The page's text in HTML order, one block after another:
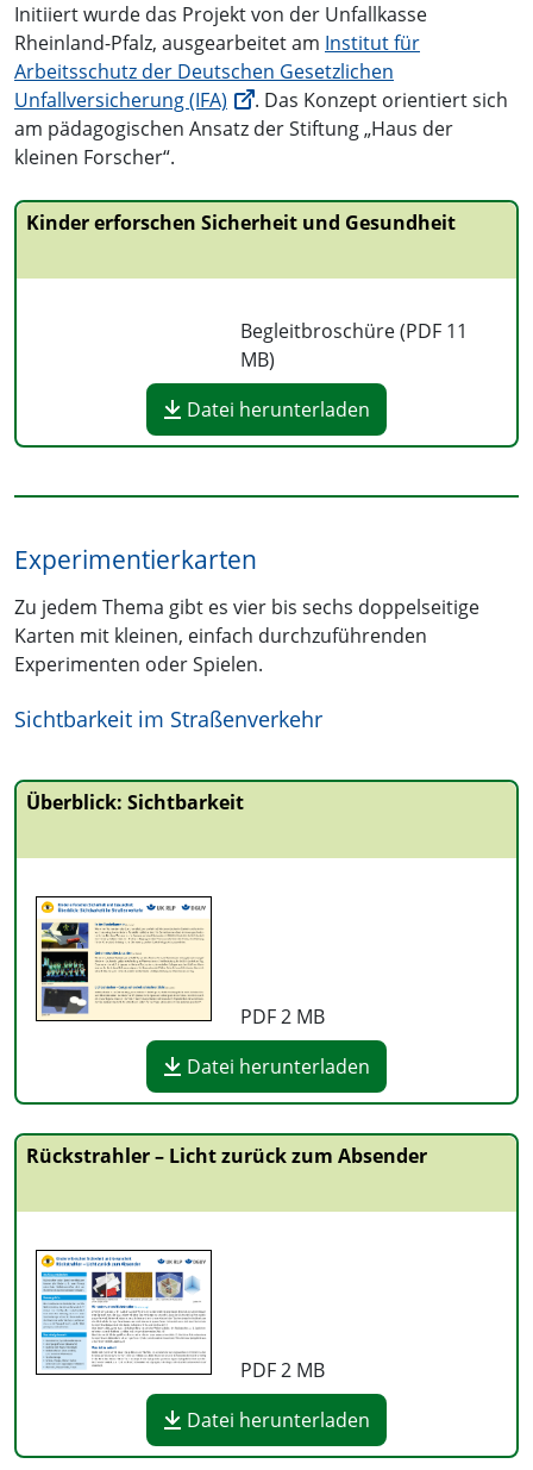
Initiiert wurde das Projekt von der Unfallkasse
Rheinland-Pfalz, ausgearbeitet am Institut für
Arbeitsschutz der Deutschen Gesetzlichen
Unfallversicherung (IFA)
. Das Konzept orientiert sich
am pädagogischen Ansatz der Stiftung „Haus der
kleinen Forscher“.
Kinder erforschen Sicherheit und Gesundheit
Begleitbroschüre (PDF11
MB)
Datei herunterladen
Experimentierkarten
Zu jedem Thema gibt es vier bis sechs doppelseitige
Karten mit kleinen, einfach durchzuführenden
Experimenten oder Spielen.
Sichtbarkeit im Straßenverkehr
Überblick: Sichtbarkeit
PDF2 MB
Datei herunterladen
Rückstrahler – Licht zurück zum Absender
PDF2 MB
Datei herunterladen